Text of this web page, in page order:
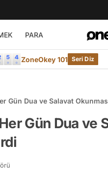
PARA
ZoneOkey 101 Seri Diz
Gün Dua ve Salavat
Gün Dua ve